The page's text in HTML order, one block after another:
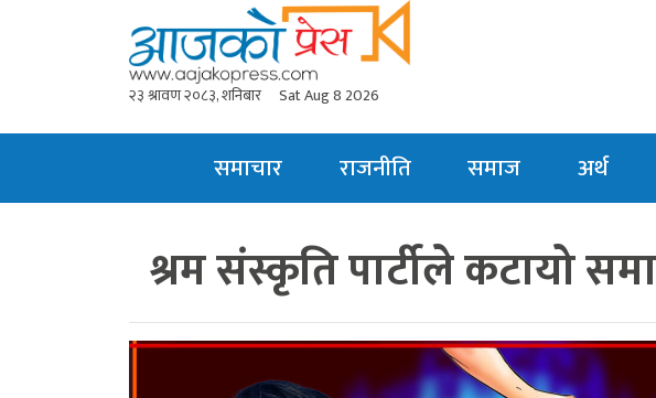
२३ श्रावण २०८३, शनिबार Sat Aug 8 2026
समाचार राजनीति समाज अर्थ
श्रम संस्कृति पार्टीले कटायो